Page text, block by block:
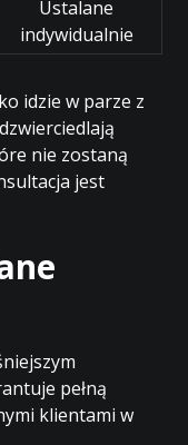
Ustalane
indywidualnie
idzie w parze z
nie zostaną
jest
pełną
klientami w